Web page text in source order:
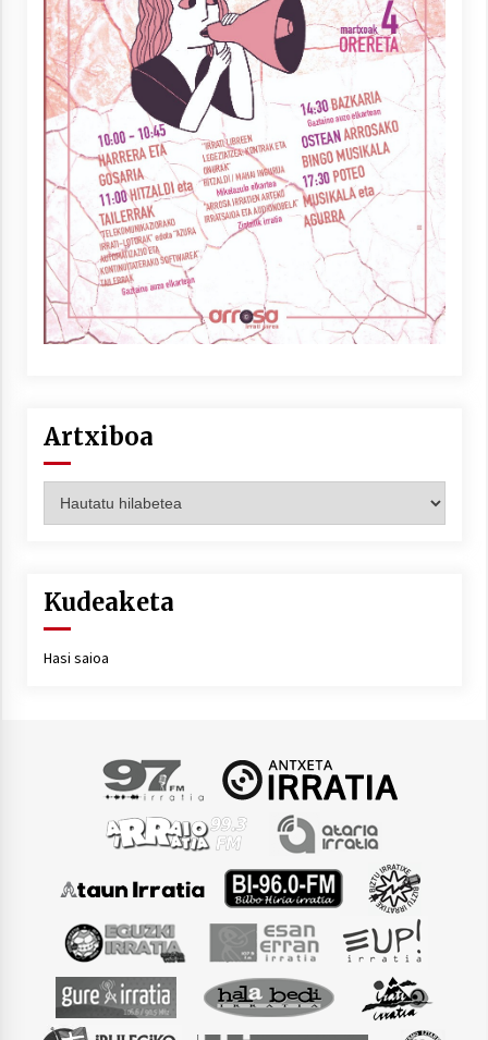
Artxiboa
Kudeaketa
Hasi saioa